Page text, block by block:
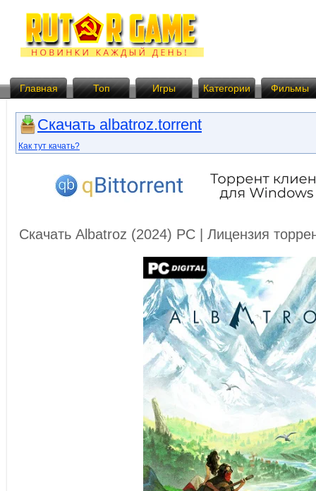
Главная Топ Игры Категории Фильмы
Скачать albatroz.torrent
Как тут качать?
Скачать Albatroz (2024) PC | Лицензия